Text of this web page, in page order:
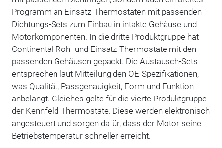
Programm an Einsatz-Thermostaten mit passenden
Dichtungs-Sets zum Einbau in intakte Gehäuse und
Motorkomponenten. In die dritte Produktgruppe hat
Continental Roh- und Einsatz-Thermostate mit den
passenden Gehäusen gepackt. Die Austausch-Sets
entsprechen laut Mitteilung den OE-Spezifikationen,
was Qualität, Passgenauigkeit, Form und Funktion
anbelangt. Gleiches gelte für die vierte Produktgruppe
der Kennfeld-Thermostate. Diese werden elektronisch
angesteuert und sorgen dafür, dass der Motor seine
Betriebstemperatur schneller erreicht.